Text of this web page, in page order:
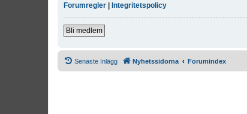
Forumregler | Integritetspolicy
Bli medlem
Senaste Inlägg Nyhetssidorna Forumindex